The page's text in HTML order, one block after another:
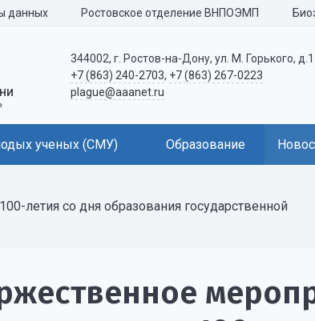
данных Ростовское отделение ВНПОЭМП
344002, г. Ростов-на-Дону, ул. М. Горького,
+7 (863) 240-2703, +7 (863) 267-0223
plague@aaanet.ru
ученых (СМУ) Образование
летия со дня образования государственной